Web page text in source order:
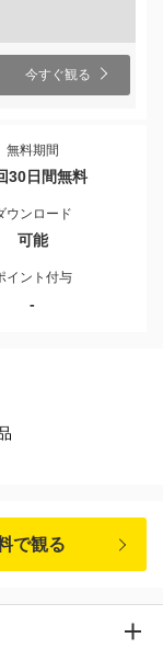
今すぐ観る
無料期間
30日間無料
ウンロード
可能
イント付与
-
で観る